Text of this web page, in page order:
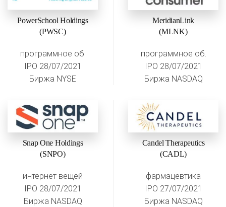
PowerSchool Holdings
(PWSC)
программное об.
IPO 28/07/2021
Биржа NYSE
MeridianLink
(MLNK)
программное об.
IPO 28/07/2021
Биржа NASDAQ
Snap One Holdings
(SNPO)
интернет вещей
IPO 28/07/2021
Биржа NASDAQ
Candel Therapeutics
(CADL)
фармацевтика
IPO 27/07/2021
Биржа NASDAQ